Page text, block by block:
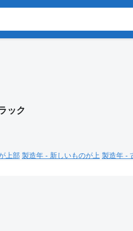
ック
上部 製造年 - 新しいものが上 製造年 -